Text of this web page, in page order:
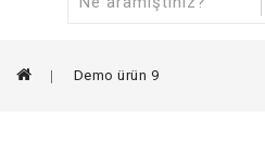
Demo ürün 9